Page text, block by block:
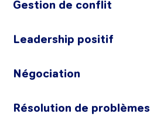
Gestion de conflit
Leadership positif
Négociation
Résolution de problèmes